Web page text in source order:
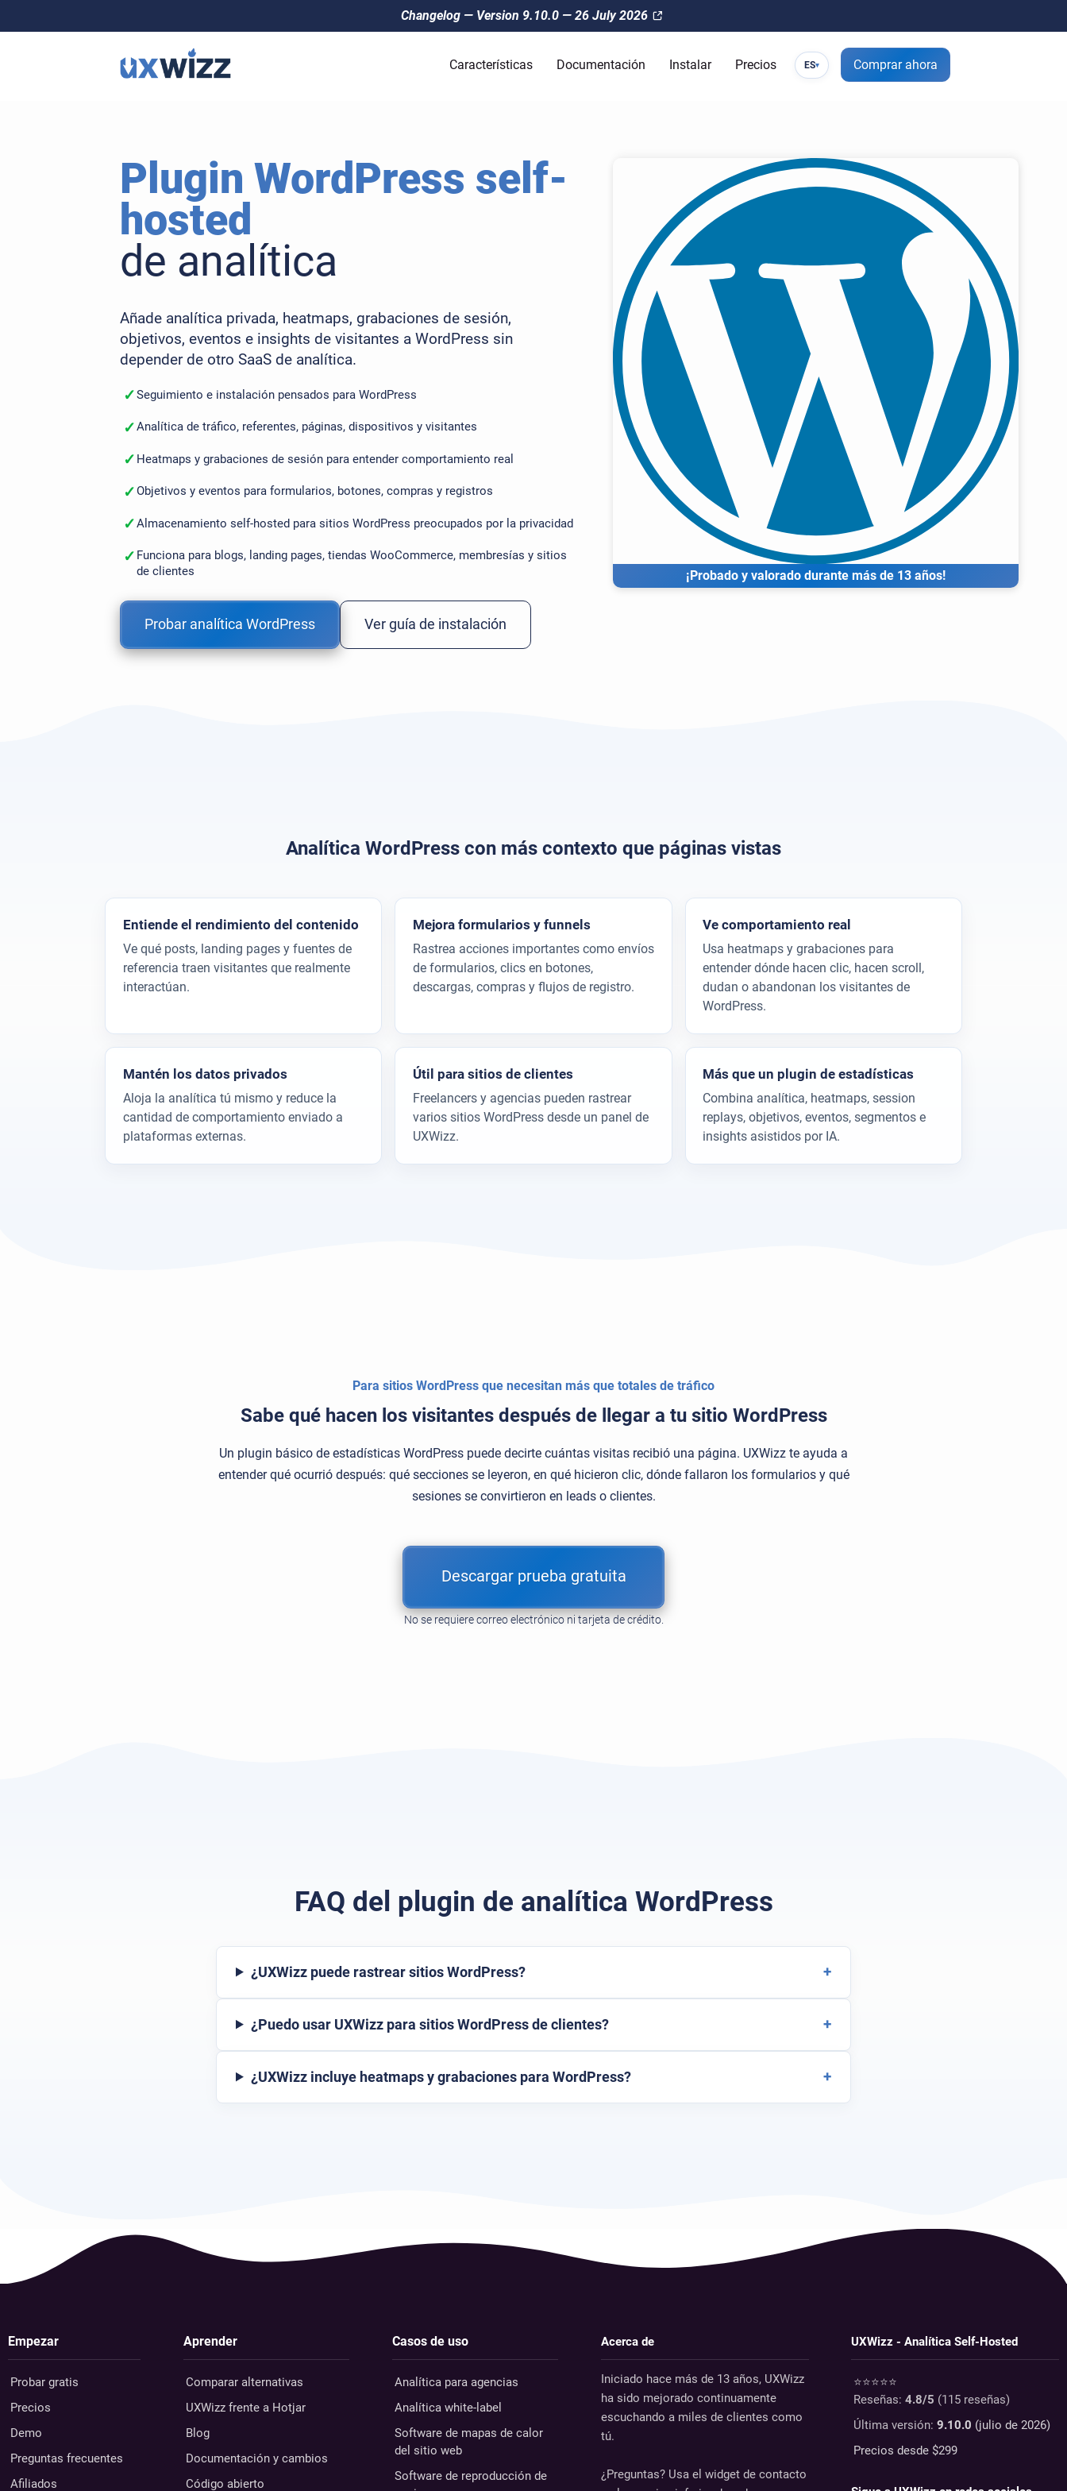
Changelog — Version 9.10.0 — 26 July 2026
Características Documentación Instalar Precios ES▾ Comprar ahora
Plugin WordPress self-
hosted
de analítica
Añade analítica privada, heatmaps, grabaciones de sesión,
objetivos, eventos e insights de visitantes a WordPress sin
depender de otro SaaS de analítica.
✓Seguimiento e instalación pensados para WordPress
✓Analítica de tráfico, referentes, páginas, dispositivos y visitantes
✓ Heatmaps y grabaciones de sesión para entender comportamiento real
✓Objetivos y eventos para formularios, botones, compras y registros
✓Almacenamiento self-hosted para sitios WordPress preocupados por la privacidad
✓ Funciona para blogs, landing pages, tiendas WooCommerce, membresías y sitios
de clientes
Probar analítica WordPress Ver guía de instalación
¡Probado y valorado durante más de 13 años!
Analítica WordPress con más contexto que páginas vistas
Entiende el rendimiento del contenido
Ve qué posts, landing pages y fuentes de
referencia traen visitantes que realmente
interactúan.
Mejora formularios y funnels
Rastrea acciones importantes como envíos
de formularios, clics en botones,
descargas, compras y flujos de registro.
Ve comportamiento real
Usa heatmaps y grabaciones para
entender dónde hacen clic, hacen scroll,
dudan o abandonan los visitantes de
WordPress.
Mantén los datos privados
Aloja la analítica tú mismo y reduce la
cantidad de comportamiento enviado a
plataformas externas.
Útil para sitios de clientes
Freelancers y agencias pueden rastrear
varios sitios WordPress desde un panel de
UXWizz.
Más que un plugin de estadísticas
Combina analítica, heatmaps, session
replays, objetivos, eventos, segmentos e
insights asistidos por IA.
Para sitios WordPress que necesitan más que totales de tráfico
Sabe qué hacen los visitantes después de llegar a tu sitio WordPress
Un plugin básico de estadísticas WordPress puede decirte cuántas visitas recibió una página. UXWizz te ayuda a
entender qué ocurrió después: qué secciones se leyeron, en qué hicieron clic, dónde fallaron los formularios y qué
sesiones se convirtieron en leads o clientes.
Descargar prueba gratuita
No se requiere correo electrónico ni tarjeta de crédito.
FAQ del plugin de analítica WordPress
¿UXWizz puede rastrear sitios WordPress? +
¿Puedo usar UXWizz para sitios WordPress de clientes? +
¿UXWizz incluye heatmaps y grabaciones para WordPress? +
Empezar
Probar gratis
Precios
Demo
Preguntas frecuentes
Afiliados
Aprender
Comparar alternativas
UXWizz frente a Hotjar
Blog
Documentación y cambios
Código abierto
Casos de uso
Analítica para agencias
Analítica white-label
Software de mapas de calor
del sitio web
Software de reproducción de
Acerca de
Iniciado hace más de 13 años, UXWizz
ha sido mejorado continuamente
escuchando a miles de clientes como
tú.
¿Preguntas? Usa el widget de contacto
UXWizz - Analítica Self-Hosted
⭐⭐⭐⭐⭐
Reseñas:4.8/5 (115 reseñas)
Última versión:9.10.0 (julio de 2026)
Precios desde $299